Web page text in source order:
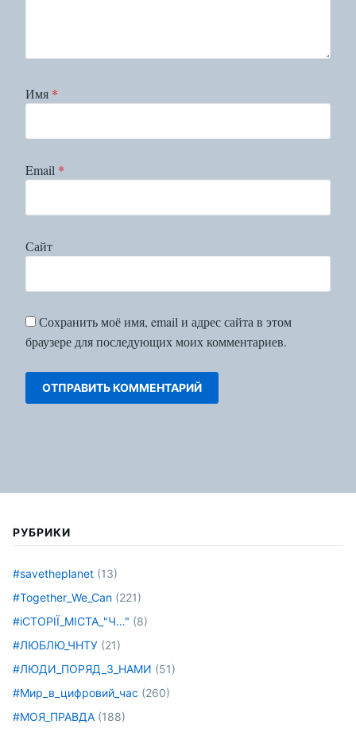
Имя *
Email *
Сайт
Сохранить моё имя, email и адрес сайта в этом
браузере для последующих моих комментариев.
РУБРИКИ
#savetheplanet (13)
#Together_We_Can (221)
#іСТОРІЇ_МІСТА_"Ч…" (8)
#ЛЮБЛЮ_ЧНТУ (21)
#ЛЮДИ_ПОРЯД_З_НАМИ (51)
#Мир_в_цифровий_час (260)
#МОЯ_ПРАВДА (188)